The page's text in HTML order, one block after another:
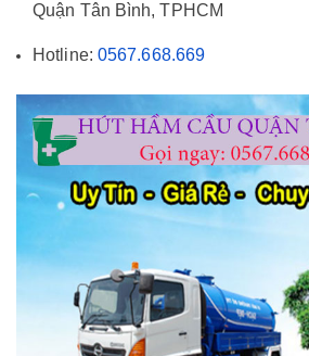
Quận Tân Bình, TPHCM
Hotline: 0567.668.669